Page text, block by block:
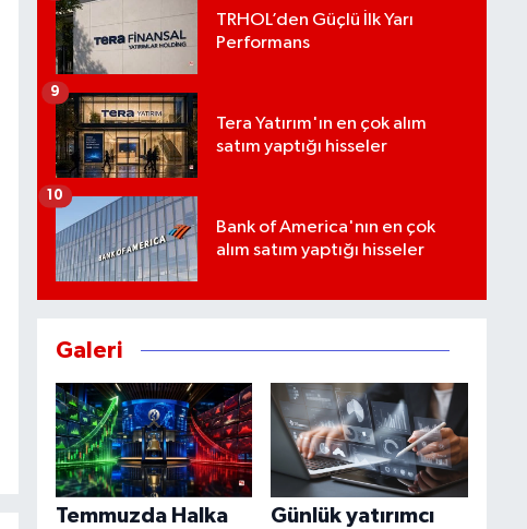
TRHOL’den Güçlü İlk Yarı
Performans
Tera Yatırım'ın en çok alım
satım yaptığı hisseler
9
Bank of America'nın en çok
alım satım yaptığı hisseler
10
Galeri
Temmuzda Halka
Günlük yatırımcı